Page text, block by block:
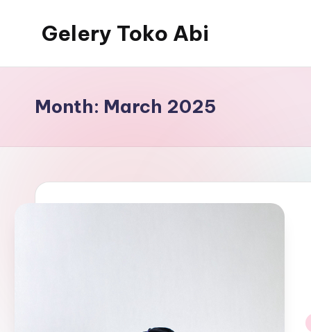
Gelery Toko Abi
Month: March 2025